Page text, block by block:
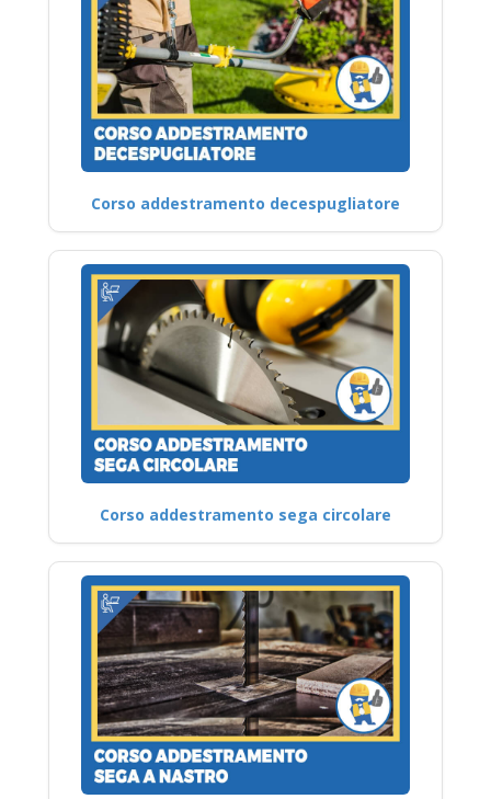
Corso addestramento decespugliatore
Corso addestramento sega circolare